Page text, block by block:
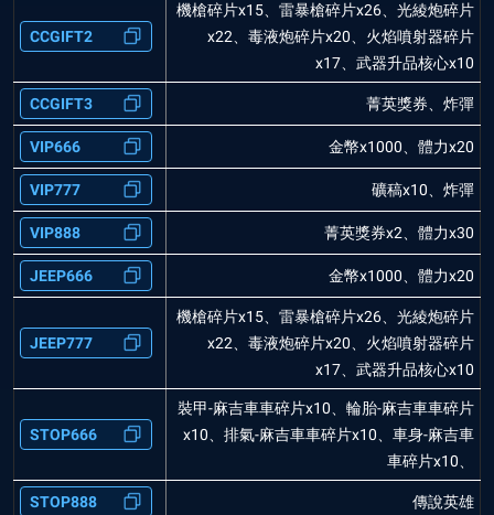
CCGIFT2
機槍碎片x15、雷暴槍碎片x26、光綾炮碎片
x22、毒液炮碎片x20、火焰噴射器碎片
x17、武器升品核心x10
CCGIFT3 菁英獎券、炸彈
VIP666 金幣x1000、體力x20
VIP777 礦稿x10、炸彈
VIP888 菁英獎券x2、體力x30
JEEP666 金幣x1000、體力x20
JEEP777
機槍碎片x15、雷暴槍碎片x26、光綾炮碎片
x22、毒液炮碎片x20、火焰噴射器碎片
x17、武器升品核心x10
STOP666
裝甲-麻吉車車碎片x10、輪胎-麻吉車車碎片
x10、排氣-麻吉車車碎片x10、車身-麻吉車
車碎片x10、
STOP888 傳說英雄